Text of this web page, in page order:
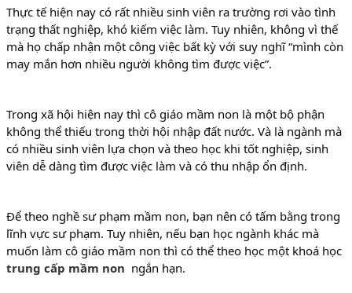
Thực tế hiện nay có rất nhiều sinh viên ra trường rơi vào tình
trạng thất nghiệp, khó kiếm việc làm. Tuy nhiên, không vì thế
mà họ chấp nhận một công việc bất kỳ với suy nghĩ “mình còn
may mắn hơn nhiều người không tìm được việc”.
Trong xã hội hiện nay thì cô giáo mầm non là một bộ phận
không thể thiếu trong thời hội nhập đất nước. Và là ngành mà
có nhiều sinh viên lựa chọn và theo học khi tốt nghiệp, sinh
viên dễ dàng tìm được việc làm và có thu nhập ổn định.
Để theo nghề sư phạm mầm non, bạn nên có tấm bằng trong
lĩnh vực sư phạm. Tuy nhiên, nếu bạn học ngành khác mà
muốn làm cô giáo mầm non thì có thể theo học một khoá học
trung cấp mầm non ngắn hạn.